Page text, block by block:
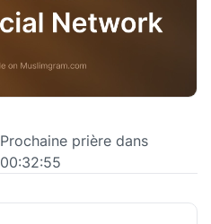
Prochaine prière dans
00:32:54